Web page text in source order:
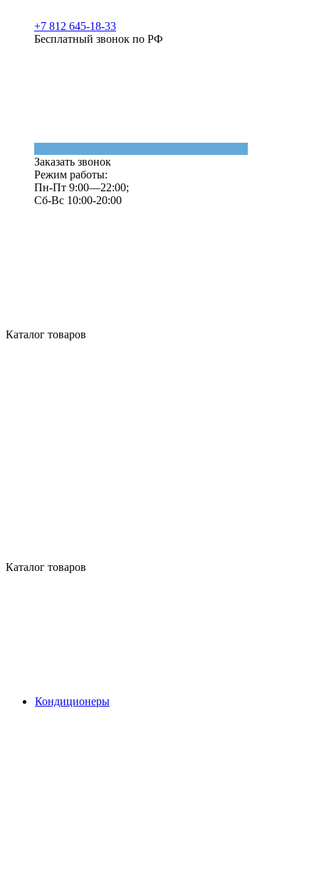
+7 812 645-18-33
Бесплатный звонок по РФ
Заказать звонок
Режим работы:
Пн-Пт 9:00—22:00;
Сб-Вс 10:00-20:00
Каталог товаров
Каталог товаров
Кондиционеры